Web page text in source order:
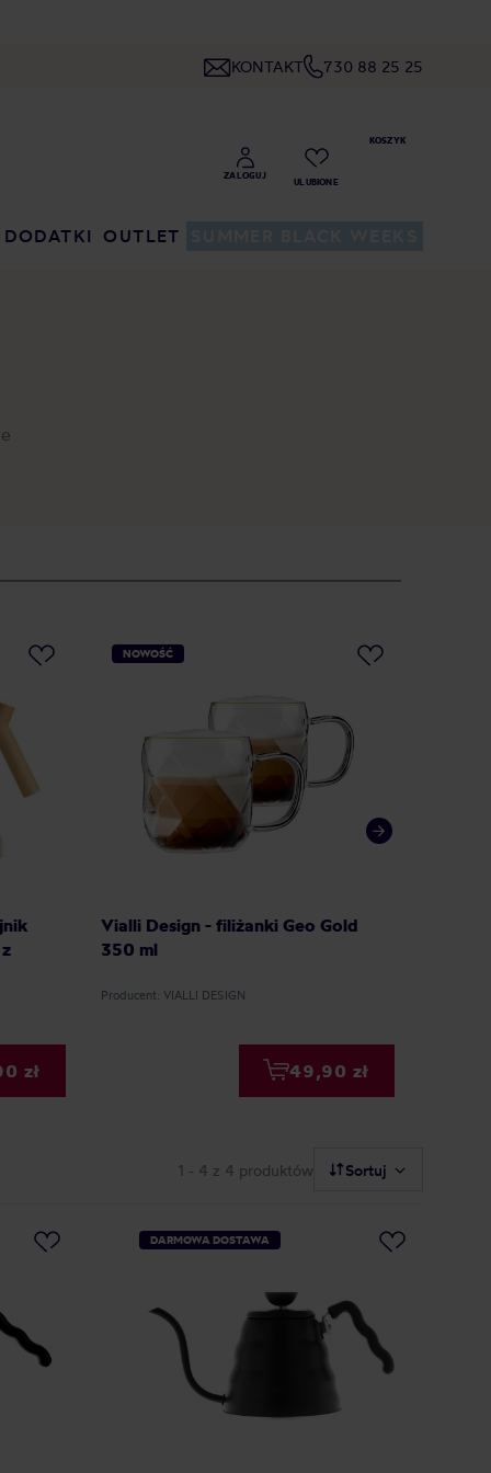
KONTAKT 730 88 25 25
DODATKI OUTLET
zł
NOWOŚĆ
Vialli Design - filiżanki Geo Gold
350 ml
Producent: VIALLI DESIGN
49,90 zł
1 - 4 z 4 produktów Sortuj
DARMOWA DOSTAWA